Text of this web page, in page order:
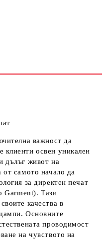
важност да
освен уникален
дълъг живот на
от самото начало да
за директен печат
Garment). Тази
качества в
Основните
проводимост
на чувството на